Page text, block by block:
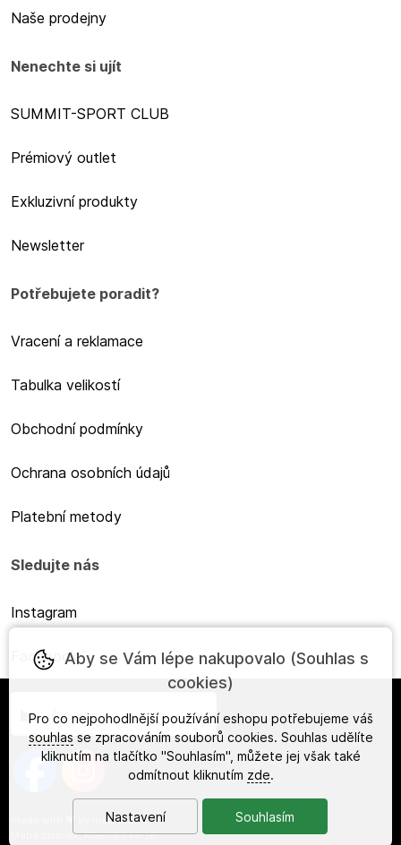
Naše prodejny
Nenechte si ujít
SUMMIT-SPORT CLUB
Prémiový outlet
Exkluzivní produkty
Newsletter
Potřebujete poradit?
Vracení a reklamace
Tabulka velikostí
Obchodní podmínky
Ochrana osobních údajů
Platební metody
Sledujte nás
Instagram
Facebook
Česky
ineShop
Mapa stránek,Klasická verze
Aby se Vám lépe nakupovalo (Souhlas s
cookies)
Pro co nejpohodlnější používání eshopu potřebujeme váš
souhlas se zpracováním souborů cookies. Souhlas udělíte
kliknutím na tlačítko "Souhlasím", můžete jej však také
odmítnout kliknutím zde.
Nastavení Souhlasím